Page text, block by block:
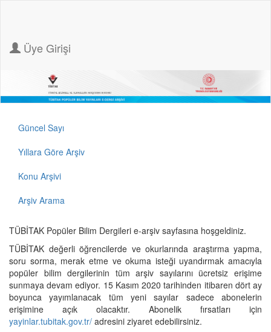
Üye Girişi
Güncel Sayı
Yıllara Göre Arşiv
Konu Arşivi
Arşiv Arama
TÜBİTAK Popüler Bilim Dergileri e-arşiv sayfasına hoşgeldiniz.
TÜBİTAK değerli öğrencilerde ve okurlarında araştırma yapma,
soru sorma, merak etme ve okuma isteği uyandırmak amacıyla
popüler bilim dergilerinin tüm arşiv sayılarını ücretsiz erişime
sunmaya devam ediyor. 15 Kasım 2020 tarihinden itibaren dört ay
boyunca yayımlanacak tüm yeni sayılar sadece abonelerin
erişimine açık olacaktır. Abonelik fırsatları için
yayinlar.tubitak.gov.tr/ adresini ziyaret edebilirsiniz.